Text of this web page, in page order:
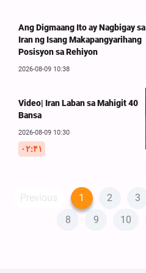
Ang Digmaang Ito ay Nagbigay sa
Iran ng Isang Makapangyarihang
Posisyon sa Rehiyon
2026-08-09 10:38
Video| Iran Laban sa Mahigit 40
Bansa
2026-08-09 10:30
۰۲:۴۱
Previous 1 2 3
8
9 10